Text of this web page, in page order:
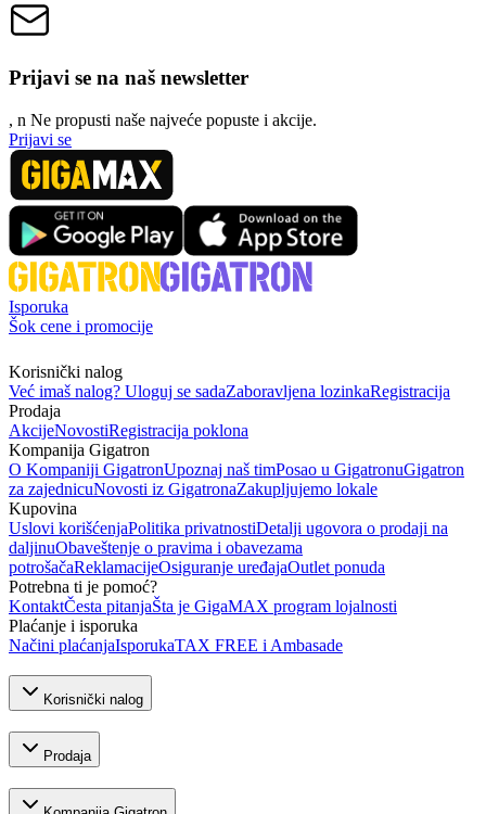
Prijavi se na naš newsletter
, n Ne propusti naše najveće popuste i akcije.
Prijavi se
Isporuka
Šok cene i promocije
Korisnički nalog
Već imaš nalog? Uloguj se sadaZaboravljena lozinkaRegistracija
Prodaja
AkcijeNovostiRegistracija poklona
Kompanija Gigatron
O Kompaniji GigatronUpoznaj naš timPosao u GigatronuGigatron
za zajednicuNovosti iz GigatronaZakupljujemo lokale
Kupovina
Uslovi korišćenjaPolitika privatnostiDetalji ugovora o prodaji na
daljinuObaveštenje o pravima i obavezama
potrošačaReklamacijeOsiguranje uređajaOutlet ponuda
Potrebna ti je pomoć?
KontaktČesta pitanjaŠta je GigaMAX program lojalnosti
Plaćanje i isporuka
Načini plaćanjaIsporukaTAX FREE i Ambasade
Korisnički nalog
Prodaja